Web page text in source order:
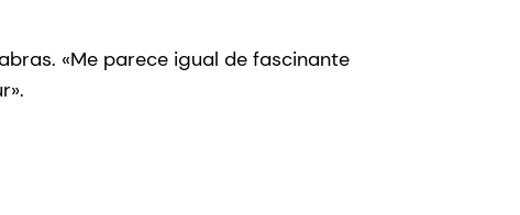
«Me parece igual de fascinante